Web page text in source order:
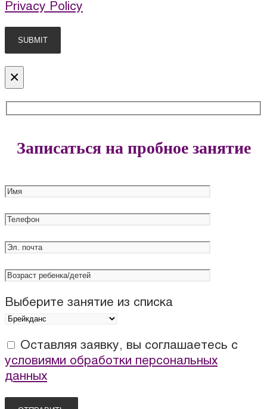
Privacy Policy
×
Записаться на пробное занятие
Выберите занятие из списка
Оставляя заявку, вы соглашаетесь с
условиями обработки персональных
данных